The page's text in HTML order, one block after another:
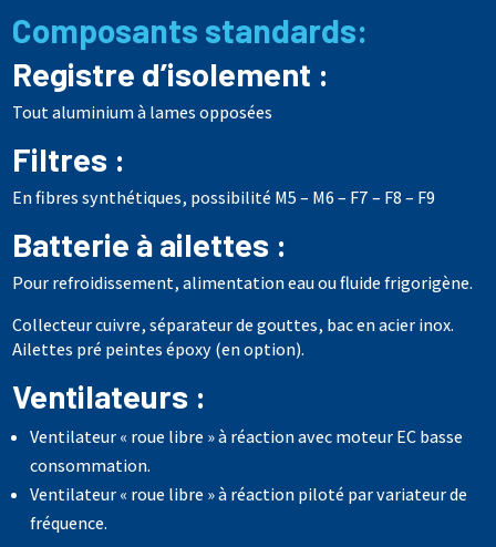
Composants standards:
Registre d’isolement :
Tout aluminium à lames opposées
Filtres :
En fibres synthétiques, possibilité M5 – M6 – F7 – F8 – F9
Batterie à ailettes :
Pour refroidissement, alimentation eau ou fluide frigorigène.
Collecteur cuivre, séparateur de gouttes, bac en acier inox.
Ailettes pré peintes époxy (en option).
Ventilateurs :
Ventilateur « roue libre » à réaction avec moteur EC basse
consommation.
Ventilateur « roue libre » à réaction piloté par variateur de
fréquence.